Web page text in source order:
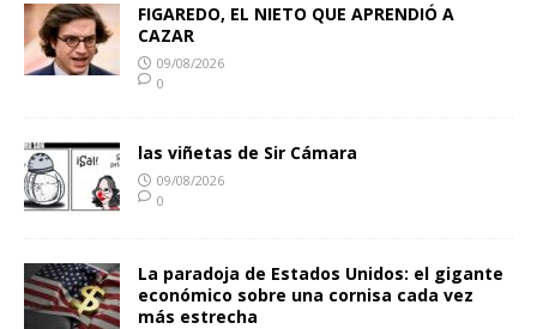
FIGAREDO, EL NIETO QUE APRENDIÓ A
CAZAR
09/08/2026
0
las viñetas de Sir Cámara
09/08/2026
0
La paradoja de Estados Unidos: el gigante
económico sobre una cornisa cada vez
más estrecha